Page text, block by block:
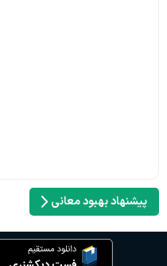
پیشنهاد بهبود معانی